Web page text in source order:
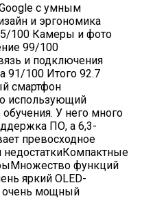
с умным
и эргономика
100 Камеры и фото
99/100
и подключения
91/100 Итого 92.7
смартфон
использующий
У него много
ПО, а 6,3-
превосходное
функций
яркий OLED-
очень мощный